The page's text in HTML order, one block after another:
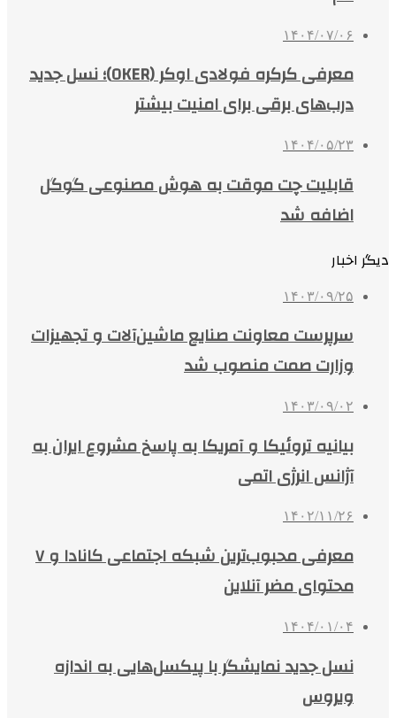
۱۴۰۴/۰۷/۰۶
معرفی کرکره فولادی اوکر (OKER)؛ نسل جدید
درب‌های برقی برای امنیت بیشتر
۱۴۰۴/۰۵/۲۳
قابلیت چت موقت به هوش مصنوعی گوگل
اضافه شد
دیگر اخبار
۱۴۰۳/۰۹/۲۵
سرپرست معاونت صنایع ماشین‌آلات و تجهیزات
وزارت صمت منصوب شد
۱۴۰۳/۰۹/۰۲
بیانیه تروئیکا و آمریکا به پاسخ مشروع ایران به
آژانس انرژی اتمی
۱۴۰۲/۱۱/۲۶
معرفی محبوب‌ترین شبکه اجتماعی کانادا و ۷
محتوای مضر آنلاین
۱۴۰۴/۰۱/۰۴
نسل جدید نمایشگر با پیکسل‌هایی به اندازه
ویروس